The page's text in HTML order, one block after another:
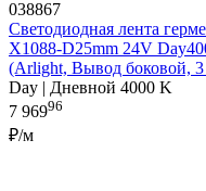
038867
Светодиодная лента
X1088-D25mm 24V
(Arlight, Вывод боковой, 3
Day | Дневной 4000 K
7 96996
₽/м